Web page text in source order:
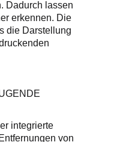
Dadurch lassen
erkennen. Die
die Darstellung
integrierte
von